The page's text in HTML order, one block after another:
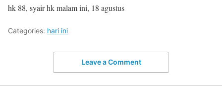
hk 88, syair hk malam ini, 18 agustus
Categories: hari ini
Leave a Comment